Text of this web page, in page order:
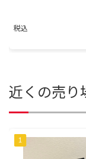
税込
近くの売り